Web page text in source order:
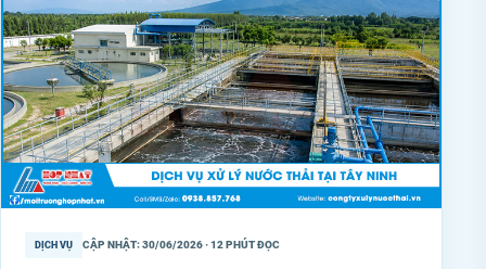
DỊCH VỤ CẬP NHẬT: 30/06/2026 · 12 PHÚT ĐỌC